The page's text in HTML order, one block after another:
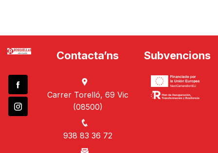
Contacta’ns
Carrer Torelló, 69 Vic
(08500)
938 83 36 72
Subvencions